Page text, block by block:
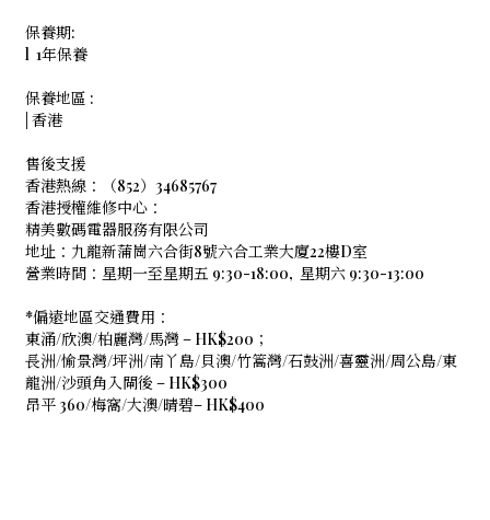
保養期:
l 1年保養
保養地區 :
| 香港
售後支援
香港熱線：（852）34685767
香港授權維修中心：
精美數碼電器服務有限公司
地址：九龍新蒲崗六合街8號六合工業大廈22樓D室
營業時間：星期一至星期五 9:30-18:00, 星期六 9:30-13:00
*偏遠地區交通費用：
東涌/欣澳/柏麗灣/馬灣 – HK$200；
長洲/愉景灣/坪洲/南丫島/貝澳/竹篙灣/石鼓洲/喜靈洲/周公島/東
龍洲/沙頭角入閘後 – HK$300
昂平 360/梅窩/大澳/晴碧– HK$400